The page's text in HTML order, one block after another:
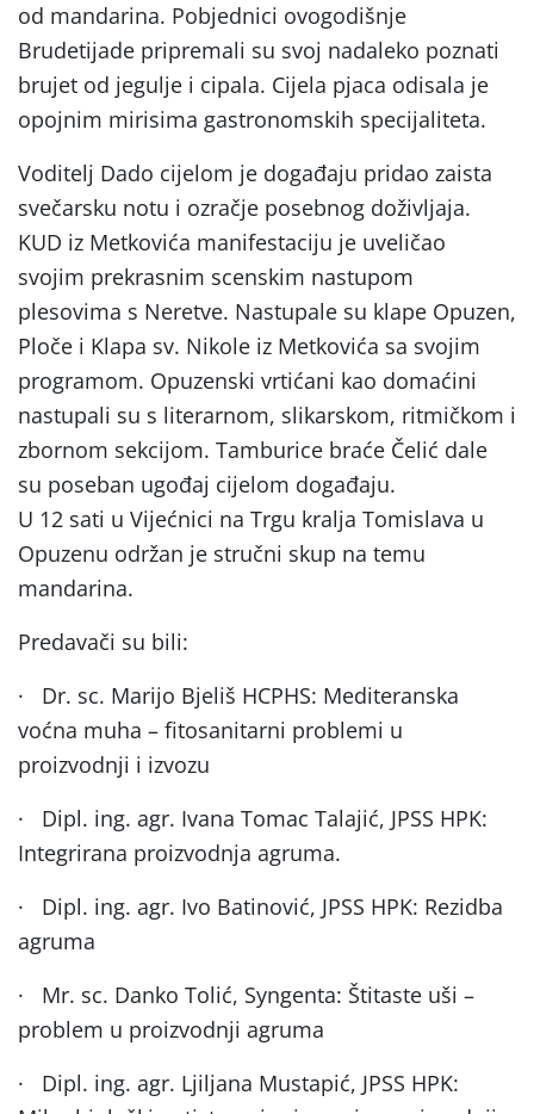
od mandarina. Pobjednici ovogodišnje
Brudetijade pripremali su svoj nadaleko poznati
brujet od jegulje i cipala. Cijela pjaca odisala je
opojnim mirisima gastronomskih specijaliteta.
Voditelj Dado cijelom je događaju pridao zaista
svečarsku notu i ozračje posebnog doživljaja.
KUD iz Metkovića manifestaciju je uveličao
svojim prekrasnim scenskim nastupom
plesovima s Neretve. Nastupale su klape Opuzen,
Ploče i Klapa sv. Nikole iz Metkovića sa svojim
programom. Opuzenski vrtićani kao domaćini
nastupali su s literarnom, slikarskom, ritmičkom i
zbornom sekcijom. Tamburice braće Čelić dale
su poseban ugođaj cijelom događaju.
U 12 sati u Vijećnici na Trgu kralja Tomislava u
Opuzenu održan je stručni skup na temu
mandarina.
Predavači su bili:
·
Dr. sc. Marijo Bjeliš HCPHS: Mediteranska
voćna muha – fitosanitarni problemi u
proizvodnji i izvozu
·
Dipl. ing. agr. Ivana Tomac Talajić, JPSS HPK:
Integrirana proizvodnja agruma.
·
Dipl. ing. agr. Ivo Batinović, JPSS HPK: Rezidba
agruma
·
Mr. sc. Danko Tolić, Syngenta: Štitaste uši –
problem u proizvodnji agruma
·
Dipl. ing. agr. Ljiljana Mustapić, JPSS HPK: